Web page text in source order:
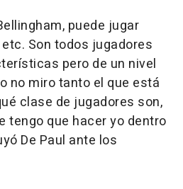
puede jugar
Son todos jugadores
pero de un nivel
no miro tanto el que está
clase de jugadores son,
tengo que hacer yo dentro
De Paul ante los